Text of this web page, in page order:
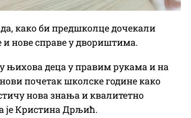
како би предшколце дочекали
нове справе у двориштима.
њихова деца у правим рукама и на
почетак школске године како
нова знања и квалитетно
је Кристина Дрљић.